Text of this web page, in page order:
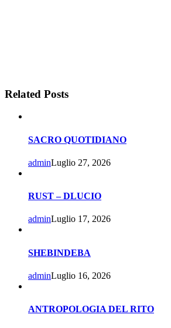
Related Posts
SACRO QUOTIDIANO
adminLuglio 27, 2026
RUST – DLUCIO
adminLuglio 17, 2026
SHEBINDEBA
adminLuglio 16, 2026
ANTROPOLOGIA DEL RITO